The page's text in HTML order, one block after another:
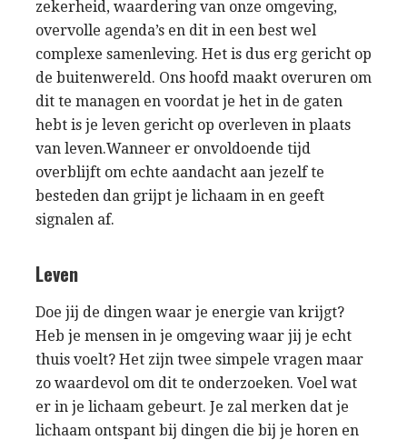
zekerheid, waardering van onze omgeving,
overvolle agenda’s en dit in een best wel
complexe samenleving. Het is dus erg gericht op
de buitenwereld. Ons hoofd maakt overuren om
dit te managen en voordat je het in de gaten
hebt is je leven gericht op overleven in plaats
van leven.Wanneer er onvoldoende tijd
overblijft om echte aandacht aan jezelf te
besteden dan grijpt je lichaam in en geeft
signalen af.
Leven
Doe jij de dingen waar je energie van krijgt?
Heb je mensen in je omgeving waar jij je echt
thuis voelt? Het zijn twee simpele vragen maar
zo waardevol om dit te onderzoeken. Voel wat
er in je lichaam gebeurt. Je zal merken dat je
lichaam ontspant bij dingen die bij je horen en